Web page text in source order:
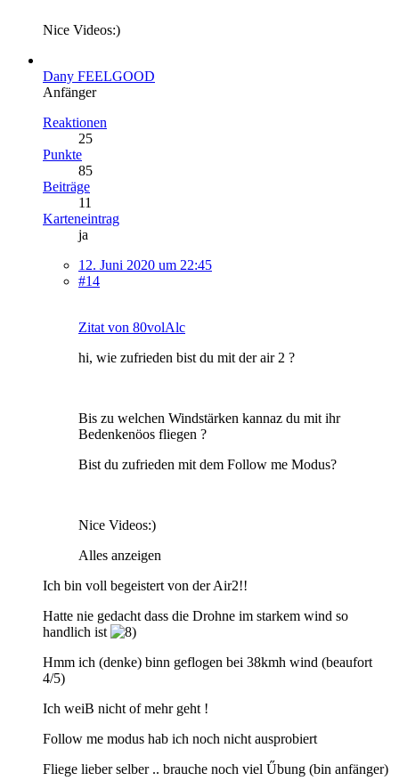
Nice Videos:)
Dany FEELGOOD
Anfänger
Reaktionen
25
Punkte
85
Beiträge
11
Karteneintrag
ja
12. Juni 2020 um 22:45
#14
Zitat von 80volAlc
hi, wie zufrieden bist du mit der air 2 ?
Bis zu welchen Windstärken kannaz du mit ihr
Bedenkenöos fliegen ?
Bist du zufrieden mit dem Follow me Modus?
Nice Videos:)
Alles anzeigen
Ich bin voll begeistert von der Air2!!
Hatte nie gedacht dass die Drohne im starkem wind so
handlich ist
Hmm ich (denke) binn geflogen bei 38kmh wind (beaufort
4/5)
Ich weiB nicht of mehr geht !
Follow me modus hab ich noch nicht ausprobiert
Fliege lieber selber .. brauche noch viel Űbung (bin anfänger)